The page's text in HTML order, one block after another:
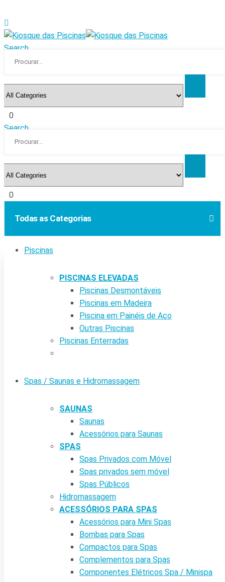
Search
0
Search
0
Todas as Categorias
Piscinas
PISCINAS ELEVADAS
Piscinas Desmontáveis
Piscinas em Madeira
Piscina em Painéis de Aço
Outras Piscinas
Piscinas Enterradas
Spas / Saunas e Hidromassagem
SAUNAS
Saunas
Acessórios para Saunas
SPAS
Spas Privados com Móvel
Spas privados sem móvel
Spas Públicos
Hidromassagem
ACESSÓRIOS PARA SPAS
Acessórios para Mini Spas
Bombas para Spas
Compactos para Spas
Complementos para Spas
Componentes Elétricos Spa / Minispa